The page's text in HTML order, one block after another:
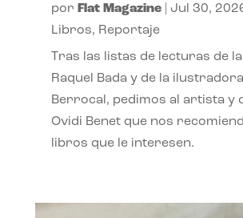
por Flat Magazine| Jul 30,
Libros, Reportaje
Tras las listas de lecturas de
Raquel Bada y de la
Berrocal, pedimos al artista y
Ovidi Benet que nos
libros que le interesen.